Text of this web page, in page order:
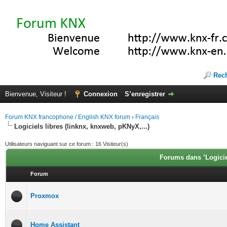
Bienvenue, Visiteur ! Connexion S’enregistrer
Forum KNX francophone / English KNX forum › Français
Logiciels libres (linknx, knxweb, pKNyX,...)
Utilisateurs naviguant sur ce forum : 16 Visiteur(s)
Forums dans
Forum
Proxmox
Home Assistant